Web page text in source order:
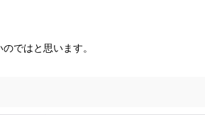
ではと思います。